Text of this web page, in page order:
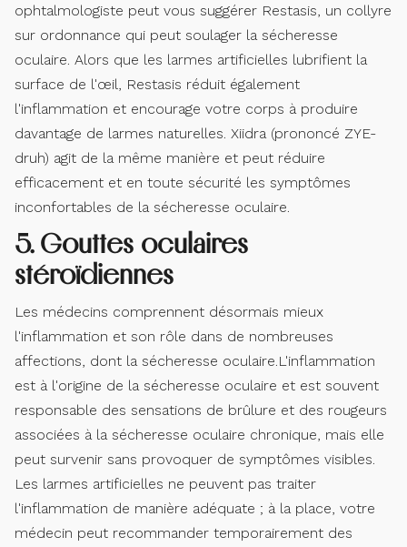
ophtalmologiste peut vous suggérer Restasis, un collyre
sur ordonnance qui peut soulager la sécheresse
oculaire. Alors que les larmes artificielles lubrifient la
surface de l'œil, Restasis réduit également
l'inflammation et encourage votre corps à produire
davantage de larmes naturelles. Xiidra (prononcé ZYE-
druh) agit de la même manière et peut réduire
efficacement et en toute sécurité les symptômes
inconfortables de la sécheresse oculaire.
5. Gouttes oculaires
stéroïdiennes
Les médecins comprennent désormais mieux
l'inflammation et son rôle dans de nombreuses
affections, dont la sécheresse oculaire.L'inflammation
est à l'origine de la sécheresse oculaire et est souvent
responsable des sensations de brûlure et des rougeurs
associées à la sécheresse oculaire chronique, mais elle
peut survenir sans provoquer de symptômes visibles.
Les larmes artificielles ne peuvent pas traiter
l'inflammation de manière adéquate ; à la place, votre
médecin peut recommander temporairement des